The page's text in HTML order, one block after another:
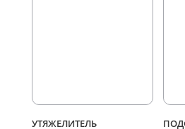
УТЯЖЕЛИТЕЛЬ